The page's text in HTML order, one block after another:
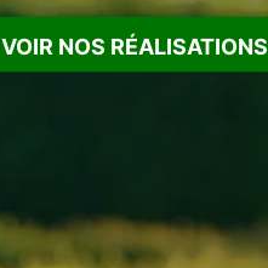
VOIR NOS RÉALISATIONS